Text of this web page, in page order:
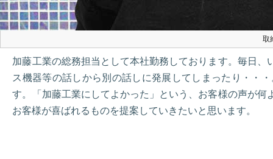
取
加藤工業の総務担当として本社勤務しております。毎日
ス機器等の話しから別の話しに発展してしまったり・・
す。「加藤工業にしてよかった」という、お客様の声が
お客様が喜ばれるものを提案していきたいと思います。